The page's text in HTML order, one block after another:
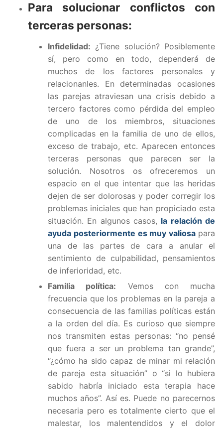
Para solucionar conflictos con
terceras personas:
Infidelidad: ¿Tiene solución? Posiblemente
sí, pero como en todo, dependerá de
muchos de los factores personales y
relacionanles. En determinadas ocasiones
las parejas atraviesan una crisis debido a
tercero factores como pérdida del empleo
de uno de los miembros, situaciones
complicadas en la familia de uno de ellos,
exceso de trabajo, etc. Aparecen entonces
terceras personas que parecen ser la
solución. Nosotros os ofreceremos un
espacio en el que intentar que las heridas
dejen de ser dolorosas y poder corregir los
problemas iniciales que han propiciado esta
situación. En algunos casos, la relación de
ayuda posteriormente es muy valiosa para
una de las partes de cara a anular el
sentimiento de culpabilidad, pensamientos
de inferioridad, etc.
Familia política: Vemos con mucha
frecuencia que los problemas en la pareja a
consecuencia de las familias políticas están
a la orden del día. Es curioso que siempre
nos transmiten estas personas: “no pensé
que fuera a ser un problema tan grande”,
“¿cómo ha sido capaz de minar mi relación
de pareja esta situación” o “si lo hubiera
sabido habría iniciado esta terapia hace
muchos años”. Así es. Puede no parecernos
necesaria pero es totalmente cierto que el
malestar, los malentendidos y el dolor